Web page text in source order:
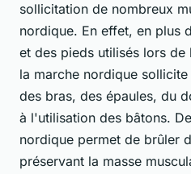
sollicitation de nombreux
nordique. En effet, en plus
et des pieds utilisés lors
la marche nordique
des bras, des épaules, du
à l'utilisation des bâtons.
nordique permet de brûler
préservant la masse